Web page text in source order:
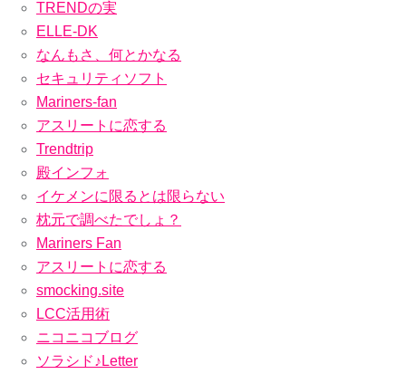
り扱いのないアイテムは出てきませんが、かなりの数のアイテムを排
除して簡単に検索できるので、かなり便利です。 そして、いくつかの
購入し、当日どんな形であれプレゼントしてあげましょまとめ プレゼ
ント選びはセンスが問われますが、失敗しない方法を知っていれば、
してみてください！
TRENDの実
ELLE-DK
なんもさ、何とかなる
セキュリティソフト
Mariners-fan
アスリートに恋する
Trendtrip
殿インフォ
イケメンに限るとは限らない
枕元で調べたでしょ？
Mariners Fan
アスリートに恋する
smocking.site
LCC活用術
ニコニコブログ
ソラシド♪Letter